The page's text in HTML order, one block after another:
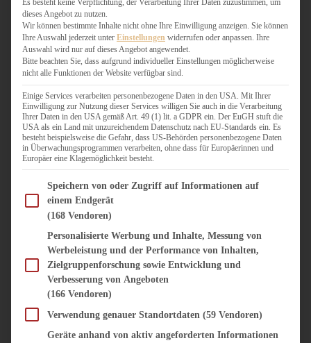
BURGER & SANDWICHES
FIX AUF DEM TISCH
FLEISCH & FISCH
GRILLEN / BARBECUE
HERZHAFTES BACKEN
ONE-POT-GERICHTE
PASTA & NUDELGERICHTE
PIZZA, TARTES & QUICHES
REIS & RISOTTO
SALATE & SNACKS
SUPPENKASPEREIEN
VORSPEISEN
SÜSS & HERZHAFT
BROTAUFSTRICH
DIPS, SAUCEN, CHUTNEYS
dieses Angebot zu nutzen.
Wir können bestimmte Inhalte nicht ohne Ihre Einwilligung anzeigen. Sie können
Ihre Auswahl jederzeit unter Einstellungen widerrufen oder anpassen. Ihre
Auswahl wird nur auf dieses Angebot angewendet.
Bitte beachten Sie, dass aufgrund individueller Einstellungen möglicherweise
nicht alle Funktionen der Website verfügbar sind.
Einige Services verarbeiten personenbezogene Daten in den USA. Mit Ihrer
Einwilligung zur Nutzung dieser Services willigen Sie auch in die Verarbeitung
Ihrer Daten in den USA gemäß Art. 49 (1) lit. a GDPR ein. Der EuGH stuft die
USA als ein Land mit unzureichendem Datenschutz nach EU-Standards ein. Es
besteht beispielsweise die Gefahr, dass US-Behörden personenbezogene Daten
in Überwachungsprogrammen verarbeiten, ohne dass für Europäerinnen und
Europäer eine Klagemöglichkeit besteht.
Im Folgenden finden Sie eine Liste der Zwecke des IAB Transparency and Consent
Speichern von oder Zugriff auf Informationen auf
einem Endgerät
(168 Vendoren)
Personalisierte Werbung und Inhalte, Messung von
Werbeleistung und der Performance von Inhalten,
Zielgruppenforschung sowie Entwicklung und
Verbesserung von Angeboten
(166 Vendoren)
Verwendung genauer Standortdaten (59 Vendoren)
Geräte anhand von aktiv angeforderten Informationen